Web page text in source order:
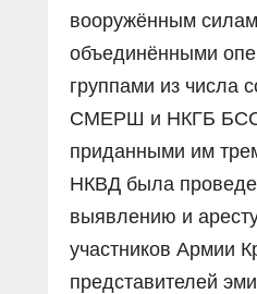
вооружённым
объединёнными
группами из числа
СМЕРШ и НКГБ
приданными им
НКВД была
выявлению и
участников Армии
представителей